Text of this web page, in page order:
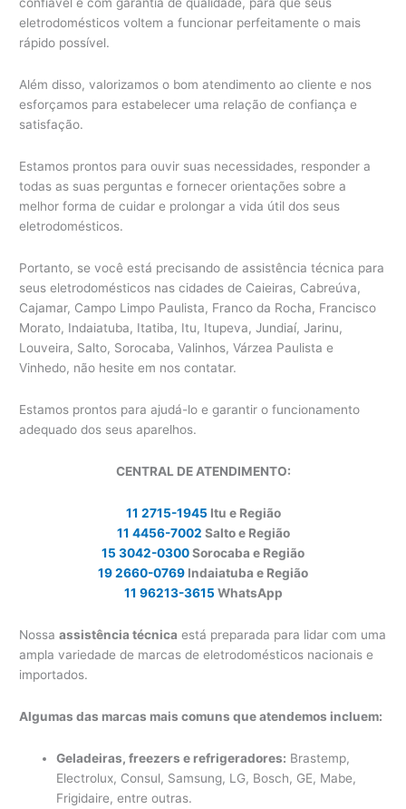
confiável e com garantia de qualidade, para que seus
eletrodomésticos voltem a funcionar perfeitamente o mais
rápido possível.
Além disso, valorizamos o bom atendimento ao cliente e nos
esforçamos para estabelecer uma relação de confiança e
satisfação.
Estamos prontos para ouvir suas necessidades, responder a
todas as suas perguntas e fornecer orientações sobre a
melhor forma de cuidar e prolongar a vida útil dos seus
eletrodomésticos.
Portanto, se você está precisando de assistência técnica para
seus eletrodomésticos nas cidades de Caieiras, Cabreúva,
Cajamar, Campo Limpo Paulista, Franco da Rocha, Francisco
Morato, Indaiatuba, Itatiba, Itu, Itupeva, Jundiaí, Jarinu,
Louveira, Salto, Sorocaba, Valinhos, Várzea Paulista e
Vinhedo, não hesite em nos contatar.
Estamos prontos para ajudá-lo e garantir o funcionamento
adequado dos seus aparelhos.
CENTRAL DE ATENDIMENTO:
11 2715-1945 Itu e Região
11 4456-7002 Salto e Região
15 3042-0300Sorocaba e Região
19 2660-0769 Indaiatuba e Região
11 96213-3615 WhatsApp
Nossaassistência técnica está preparada para lidar com uma
ampla variedade de marcas de eletrodomésticos nacionais e
importados.
Algumas das marcas mais comuns que atendemos incluem:
Geladeiras, freezers e refrigeradores: Brastemp,
Electrolux, Consul, Samsung, LG, Bosch, GE, Mabe,
Frigidaire, entre outras.